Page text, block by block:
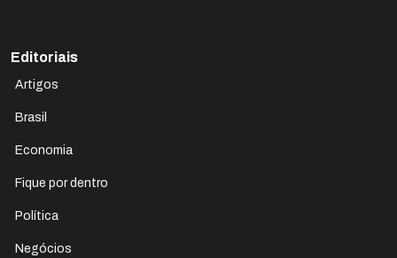
Editoriais
Artigos
Brasil
Economia
Fique por dentro
Política
Negócios